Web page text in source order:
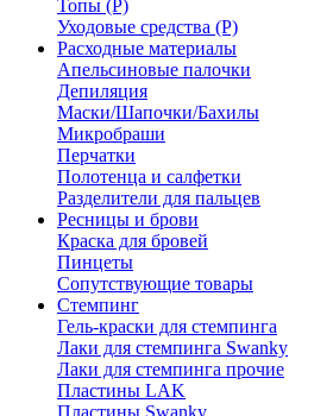
Топы (Р)
Уходовые средства (Р)
Расходные материалы
Апельсиновые палочки
Депиляция
Маски/Шапочки/Бахилы
Микробраши
Перчатки
Полотенца и салфетки
Разделители для пальцев
Ресницы и брови
Краска для бровей
Пинцеты
Сопутствующие товары
Стемпинг
Гель-краски для стемпинга
Лаки для стемпинга Swanky
Лаки для стемпинга прочие
Пластины LAK
Пластины Swanky